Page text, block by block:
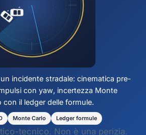
incidente stradale: cinematica pre-
con yaw, incertezza Monte
il ledger delle formule.
Monte Carlo Ledger formule
tecnico. Non è una perizia.